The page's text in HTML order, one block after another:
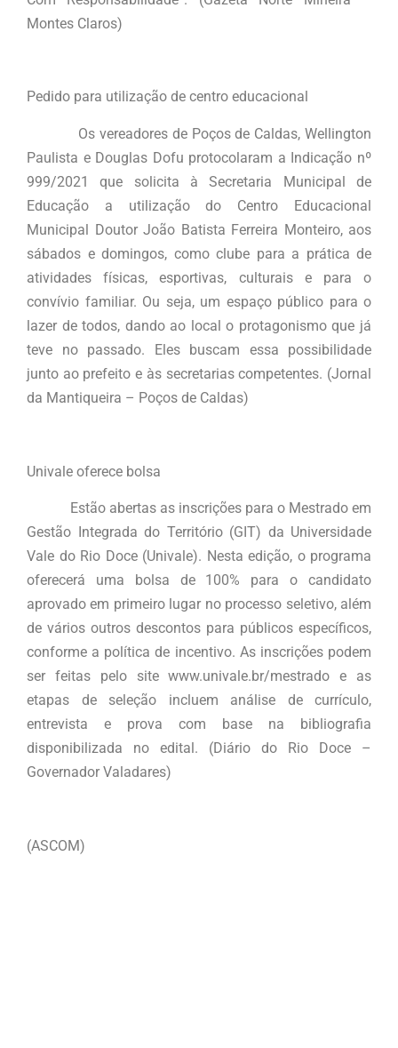
Montes Claros)
Pedido para utilização de centro educacional
Os vereadores de Poços de Caldas, Wellington
Paulista e Douglas Dofu protocolaram a Indicação nº
999/2021 que solicita à Secretaria Municipal de
Educação a utilização do Centro Educacional
Municipal Doutor João Batista Ferreira Monteiro, aos
sábados e domingos, como clube para a prática de
atividades físicas, esportivas, culturais e para o
convívio familiar. Ou seja, um espaço público para o
lazer de todos, dando ao local o protagonismo que já
teve no passado. Eles buscam essa possibilidade
junto ao prefeito e às secretarias competentes. (Jornal
da Mantiqueira – Poços de Caldas)
Univale oferece bolsa
Estão abertas as inscrições para o Mestrado em
Gestão Integrada do Território (GIT) da Universidade
Vale do Rio Doce (Univale). Nesta edição, o programa
oferecerá uma bolsa de 100% para o candidato
aprovado em primeiro lugar no processo seletivo, além
de vários outros descontos para públicos específicos,
conforme a política de incentivo. As inscrições podem
ser feitas pelo site www.univale.br/mestrado e as
etapas de seleção incluem análise de currículo,
entrevista e prova com base na bibliografia
disponibilizada no edital. (Diário do Rio Doce –
Governador Valadares)
(ASCOM)